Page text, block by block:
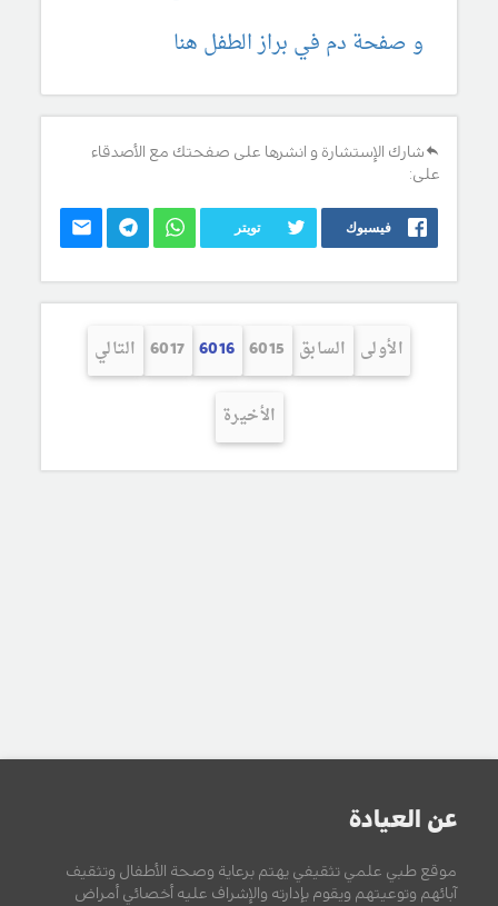
و صفحة دم في براز الطفل هنا
شارك الإستشارة و انشرها على صفحتك مع الأصدقاء
على:
فيسبوك تويتر
الأولى السابق 6015
6016
6017 التالي
الأخيرة
عن العيادة
موقع طبي علمي تثقيفي يهتم برعاية وصحة الأطفال وتثقيف
آبائهم وتوعيتهم ويقوم بإدارته والإشراف عليه أخصائي أمراض